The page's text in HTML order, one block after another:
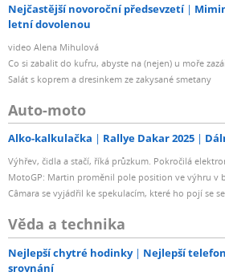
Nejčastější novoroční předsevzetí
letní dovolenou
video Alena Mihulová
Co si zabalit do kufru, abyste na (nejen) u moře
Salát s koprem a dresinkem ze zakysané smetany
Auto-moto
Alko-kalkulačka Rallye Dakar 2025
Výhřev, čidla a stačí, říká průzkum. Pokročilá
MotoGP: Martin proměnil pole position ve výhru v
Câmara se vyjádřil ke spekulacím, které ho pojí se
Věda a technika
Nejlepší chytré hodinky Nejlepší
srovnání